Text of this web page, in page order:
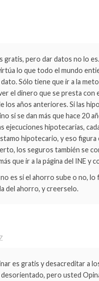
gratis, pero dar datos no lo
lo que todo el mundo
Sólo tiene que ir a la
el dinero que se presta
los años anteriores. Si las
si se dan más que hace 20
ejecuciones hipotecarias,
hipotecario, y eso
los seguros también se
que ir a la página del INE y
es si el ahorro sube o no,
del ahorro, y creerselo.
es gratis y desacreditar a
pero usted